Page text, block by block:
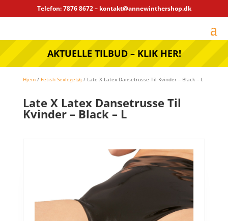
Telefon: 7876 8672 – kontakt@annewinthershop.dk
AKTUELLE TILBUD – KLIK HER!
Hjem/ Fetish Sexlegetøj / Late X Latex Dansetrusse Til Kvinder – Black – L
Late X Latex Dansetrusse Til
Kvinder – Black – L